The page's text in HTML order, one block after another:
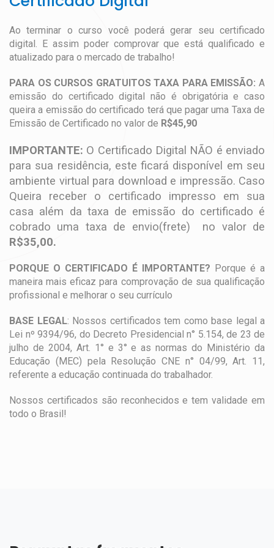
Ao terminar o curso você poderá gerar seu certificado
digital. E assim poder comprovar que está qualificado e
atualizado para o mercado de trabalho!
PARA OS CURSOS GRATUITOS TAXA PARA EMISSÃO: A
emissão do certificado digital não é obrigatória e caso
queira a emissão do certificado terá que pagar uma Taxa de
Emissão de Certificado no valor de R$45,90
IMPORTANTE: O Certificado Digital NÃO é enviado
para sua residência, este ficará disponível em seu
ambiente virtual para download e impressão. Caso
Queira receber o certificado impresso em sua
casa além da taxa de emissão do certificado é
cobrado uma taxa de envio(frete) no valor de
R$35,00.
PORQUE O CERTIFICADO É IMPORTANTE? Porque é a
maneira mais eficaz para comprovação de sua qualificação
profissional e melhorar o seu currículo
BASE LEGAL: Nossos certificados tem como base legal a
Lei nº 9394/96, do Decreto Presidencial n° 5.154, de 23 de
julho de 2004, Art. 1° e 3° e as normas do Ministério da
Educação (MEC) pela Resolução CNE n° 04/99, Art. 11,
referente a educação continuada do trabalhador.
Nossos certificados são reconhecidos e tem validade em
todo o Brasil!